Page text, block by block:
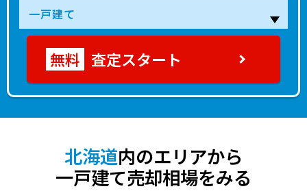
査定スタート
北海道内のエリアから
一戸建て売却相場をみる